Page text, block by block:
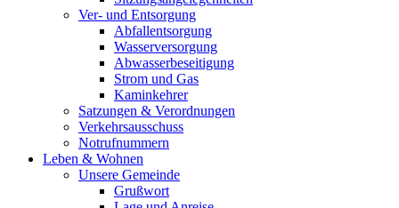
Ver- und Entsorgung
Abfallentsorgung
Wasserversorgung
Abwasserbeseitigung
Strom und Gas
Kaminkehrer
Satzungen & Verordnungen
Verkehrsausschuss
Notrufnummern
Leben & Wohnen
Unsere Gemeinde
Grußwort